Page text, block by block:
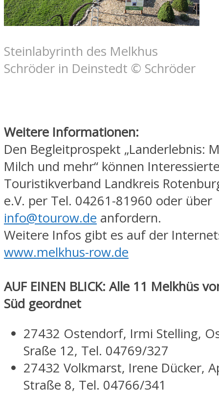
Steinlabyrinth des Melkhus
Schröder in Deinstedt © Schröder
Weitere Informationen:
Den Begleitprospekt „Landerlebnis:
Milch und mehr“ können
Touristikverband Landkreis
e.V. per Tel. 04261-81960 oder über
info@tourow.de anfordern.
Weitere Infos gibt es auf der
www.melkhus-row.de
AUF EINEN BLICK: Alle 11 Melkhüs
Süd geordnet
27432 Ostendorf, Irmi Stelling,
Sraße 12, Tel. 04769/327
27432 Volkmarst, Irene Dücker,
Straße 8, Tel. 04766/341